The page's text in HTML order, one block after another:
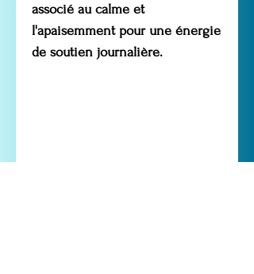
associé au calme et
l'apaisemment pour une énergie
de soutien journalière.